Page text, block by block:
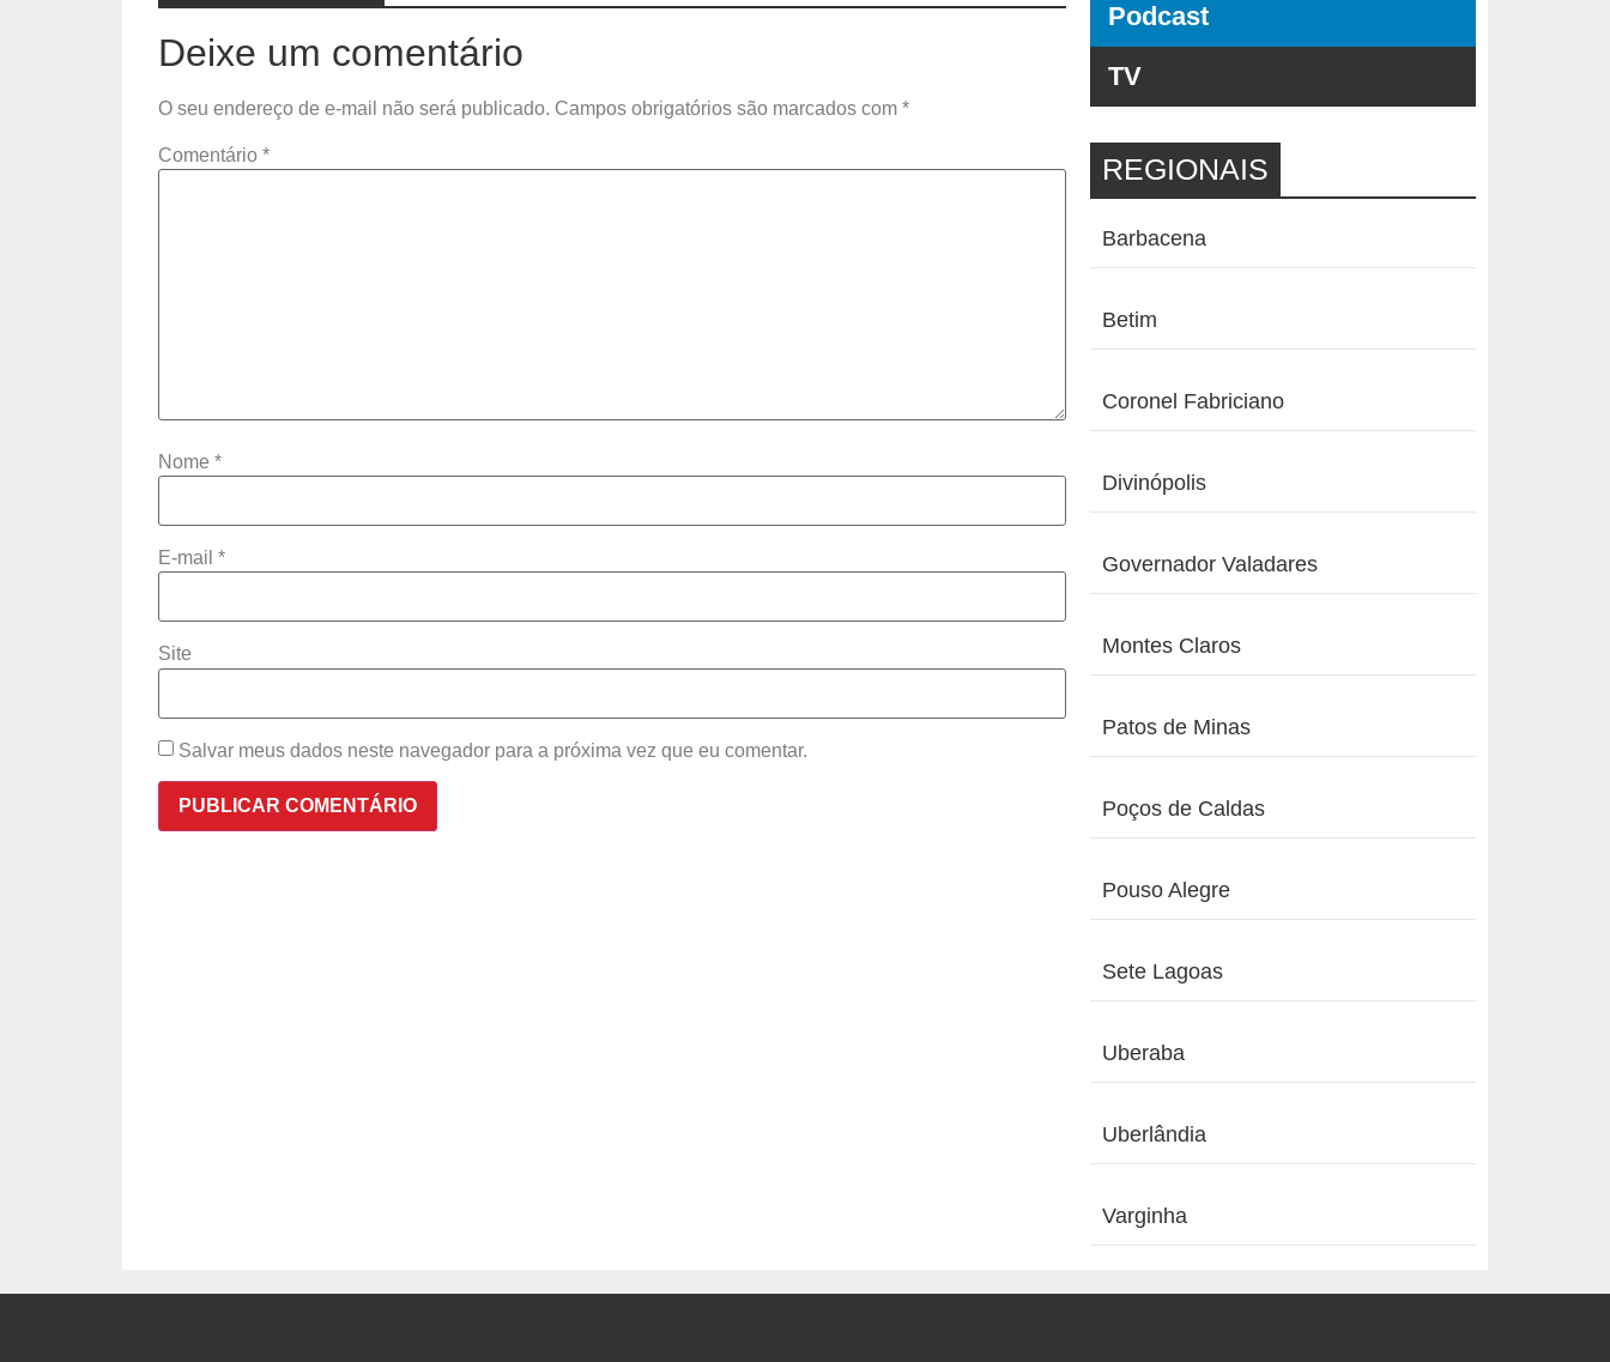
Deixe um comentário
O seu endereço de e-mail não será publicado. Campos obrigatórios são marcados com *
Comentário *
Nome *
E-mail *
Site
Salvar meus dados neste navegador para a próxima vez que eu comentar.
Podcast
TV
REGIONAIS
Barbacena
Betim
Coronel Fabriciano
Divinópolis
Governador Valadares
Montes Claros
Patos de Minas
Poços de Caldas
Pouso Alegre
Sete Lagoas
Uberaba
Uberlândia
Varginha